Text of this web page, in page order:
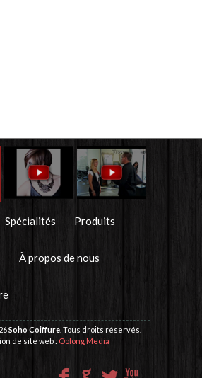
Collection 2014
Soho Coiffure à
Télémag
Spécialités Produits
À propos de nous
Soho Coiffure . Tous droits réservés.
de site web : Oolong Media